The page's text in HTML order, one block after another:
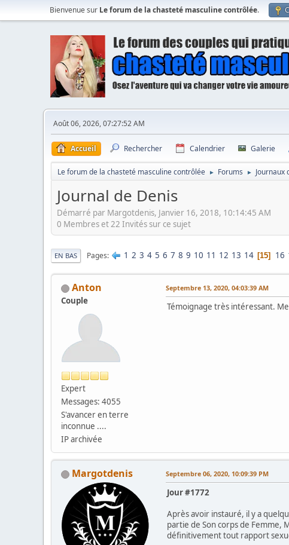
Bienvenue sur Le forum de la chasteté masculine contrôlée.
Août 06, 2026, 07:27:52 AM
Accueil Rechercher Calendrier Galerie
Le forum de la chasteté masculine contrôlée ► Forums ► Journaux
Journal de Denis
Démarré par Margotdenis, Janvier 16, 2018, 10:14:45 AM
0 Membres et 22 Invités sur ce sujet
EN BAS Pages 1 2 3 4 5 6 7 8 9 10 11 12 13 14 15 16
Anton
Couple
Expert
Messages: 4055
S'avancer en terre
inconnue ....
IP archivée
Septembre 13, 2020, 04:03:39 AM
Témoignage très intéressant.
Margotdenis Septembre 06, 2020, 10:09:39 PM
Jour #1772
Après avoir instauré, il y a
partie de Son corps de Femme,
définitivement tout rapport